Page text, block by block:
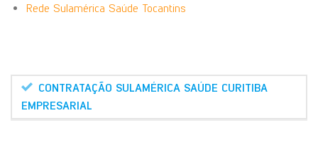
Rede Sulamérica Saúde Tocantins
CONTRATAÇÃO SULAMÉRICA SAÚDE CURITIBA
EMPRESARIAL